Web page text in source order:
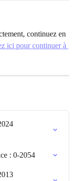
continuez en
ici pour continuer à
: 0-2054